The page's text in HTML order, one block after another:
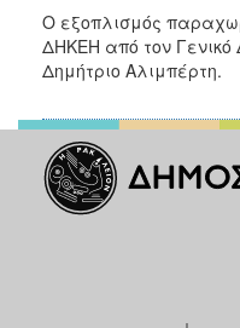
2013
2012
2010
2006
Ο εξοπλισμός
ΔΗΚΕΗ από τον Γενικό
Δημήτριο Αλιμπέρτη.